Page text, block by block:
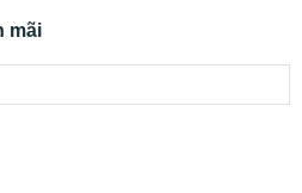
mãi